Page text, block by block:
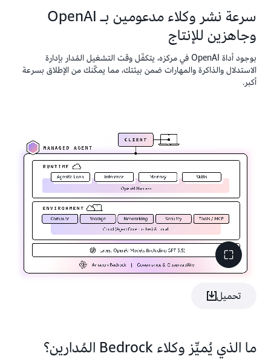
سرعة نشر وكلاء مدعومين بـ OpenAI
وجاهزين للإنتاج
بوجود أداة OpenAI في مركزه، يتكفّل وقت التشغيل المُدار بإدارة
الاستدلال والذاكرة والمهارات ضمن بيئتك، مما يمكّنك من الإطلاق بسرعة
أكبر.
تحميل
ما الذي يُميِّز وكلاء Bedrock المُدارين؟